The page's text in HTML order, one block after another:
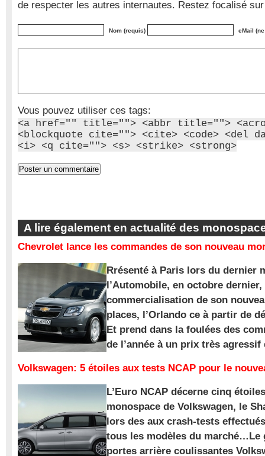
de respecter les autres internautes. Restez focalisé
Nom (requis) eMail
Vous pouvez utiliser ces tags:
<a href="" title=""> <abbr title="">
<blockquote cite=""> <cite> <code> <del
<i> <q cite=""> <s> <strike> <strong>
A lire également en actualité des
Chevrolet lance les commandes de son nouveau
Rrésenté à Paris lors du dernier
l’Automobile, en octobre
commercialisation de son
places, l’Orlando ce à partir de
Et prend dans la foulées des
de l’année à un prix très agressif
Volkswagen: 5 étoiles aux tests NCAP pour le
L’Euro NCAP décerne cinq
monospace de Volkswagen, le
lors des aux crash-tests
tous les modèles du marché…Le
portes arrière coulissantes